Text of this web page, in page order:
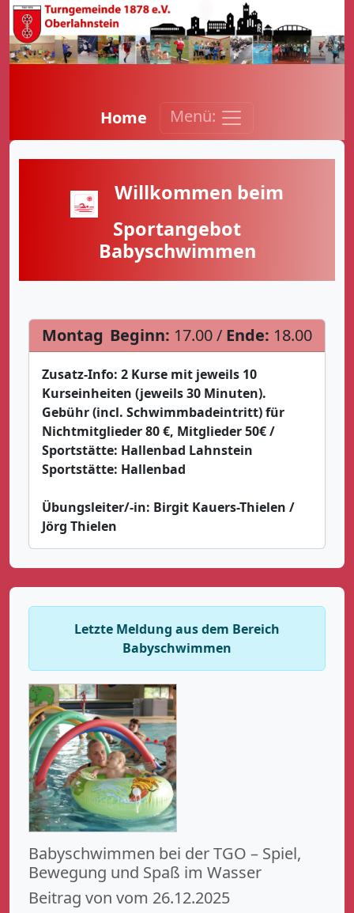
Home Menü:
Willkommen beim
Sportangebot
Babyschwimmen
Montag Beginn: 17.00 / Ende: 18.00
Zusatz-Info: 2 Kurse mit jeweils 10
Kurseinheiten (jeweils 30 Minuten).
Gebühr (incl. Schwimmbadeintritt) für
Nichtmitglieder 80 €, Mitglieder 50€ /
Sportstätte: Hallenbad Lahnstein
Sportstätte: Hallenbad
Übungsleiter/-in: Birgit Kauers-Thielen /
Jörg Thielen
Letzte Meldung aus dem Bereich
Babyschwimmen
Babyschwimmen bei der TGO – Spiel,
Bewegung und Spaß im Wasser
Beitrag von vom 26.12.2025